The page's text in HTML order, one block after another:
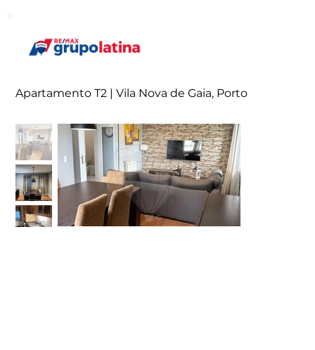
Apartamento T2 | Vila Nova de Gaia, Porto